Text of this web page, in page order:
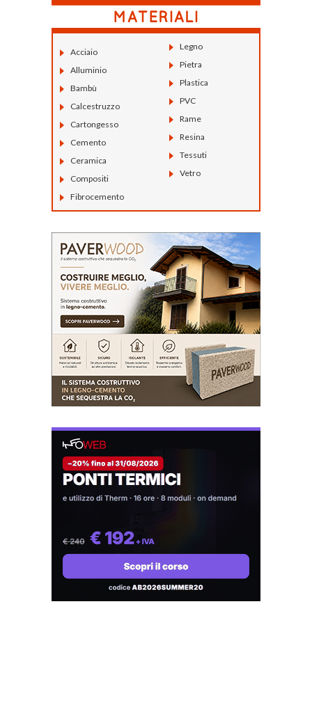
Acciaio
Alluminio
Bambù
Calcestruzzo
Cartongesso
Cemento
Ceramica
Compositi
Fibrocemento
Legno
Pietra
Plastica
PVC
Rame
Resina
Tessuti
Vetro